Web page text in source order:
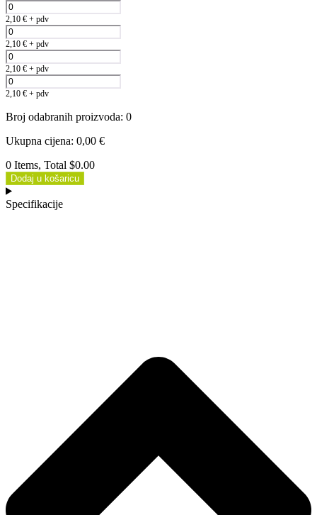
2,10 € + pdv
2,10 € + pdv
2,10 € + pdv
2,10 € + pdv
Broj odabranih proizvoda: 0
Ukupna cijena: 0,00 €
0 Items, Total $0.00
Dodaj u košaricu
Specifikacije